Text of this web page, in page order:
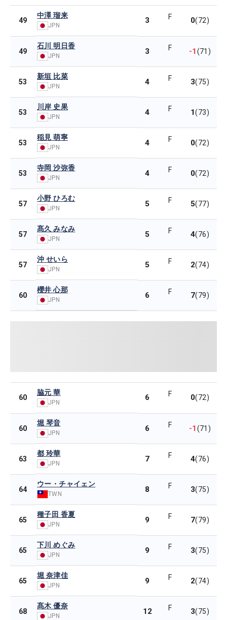
49
中澤 瑠来
JPN
3 F 0(72)
49
石川 明日香
JPN 3 F -1(71)
53
新垣 比菜
JPN 4 F 3(75)
53
川岸 史果
JPN 4 F 1(73)
53
稲見 萌寧
JPN 4 F 0(72)
53
寺岡 沙弥香
JPN 4 F 0(72)
57
小野 ひろむ
JPN 5 F 5(77)
57
髙久 みなみ
JPN 5 F 4(76)
57
沖 せいら
JPN 5 F 2(74)
60
櫻井 心那
JPN 6 F 7(79)
60
脇元 華
JPN
6 F 0(72)
60
堀 琴音
JPN 6 F -1(71)
63
都 玲華
JPN 7 F 4(76)
64
ウー・チャイェン
TWN 8 F 3(75)
65
種子田 香夏
JPN 9 F 7(79)
65
下川 めぐみ
JPN 9 F 3(75)
65
堀 奈津佳
JPN 9 F 2(74)
68
髙木 優奈
JPN 12 F 3(75)